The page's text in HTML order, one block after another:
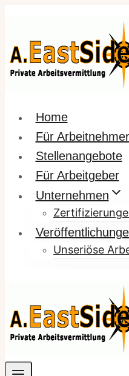
springen
Home
Für Arbeitnehmer
Stellenangebote
Für Arbeitgeber
Unternehmen
Unseriöse